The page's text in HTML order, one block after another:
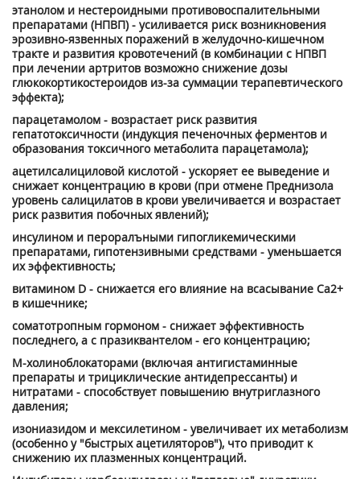
этанолом и нестероидными противовоспалительными
препаратами (НПВП) - усиливается риск возникновения
эрозивно-язвенных поражений в желудочно-кишечном
тракте и развития кровотечений (в комбинации с НПВП
при лечении артритов возможно снижение дозы
глюкокортикостероидов из-за суммации терапевтического
эффекта);
парацетамолом - возрастает риск развития
гепатотоксичности (индукция печеночных ферментов и
образования токсичного метаболита парацетамола);
ацетилсалициловой кислотой - ускоряет ее выведение и
снижает концентрацию в крови (при отмене Преднизола
уровень салицилатов в крови увеличивается и возрастает
риск развития побочных явлений);
инсулином и пероралъными гипогликемическими
препаратами, гипотензивными средствами - уменьшается
их эффективность;
витамином D - снижается его влияние на всасывание Са2+
в кишечнике;
соматотропным гормоном - снижает эффективность
последнего, а с празиквантелом - его концентрацию;
М-холиноблокаторами (включая антигистаминные
препараты и трициклические антидепрессанты) и
нитратами - способствует повышению внутриглазного
давления;
изониазидом и мексилетином - увеличивает их метаболизм
(особенно у "быстрых ацетиляторов"), что приводит к
снижению их плазменных концентраций.